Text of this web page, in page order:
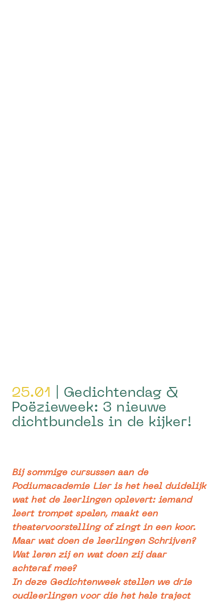
25.01
| Gedichtendag &
Poëzieweek: 3 nieuwe
dichtbundels in de kijker!
Bij sommige cursussen aan de
Podiumacademie Lier is het heel duidelijk
wat het de leerlingen oplevert: iemand
leert trompet spelen, maakt een
theatervoorstelling of zingt in een koor.
Maar wat doen de leerlingen Schrijven?
Wat leren zij en wat doen zij daar
achteraf mee?
In deze Gedichtenweek stellen we drie
oudleerlingen voor die het hele traject